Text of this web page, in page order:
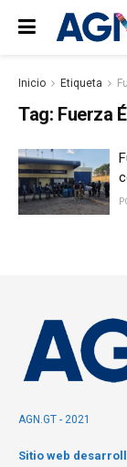
Inicio Etiqueta
Tag: Fuerza
AGN.GT - 2021
Sitio web